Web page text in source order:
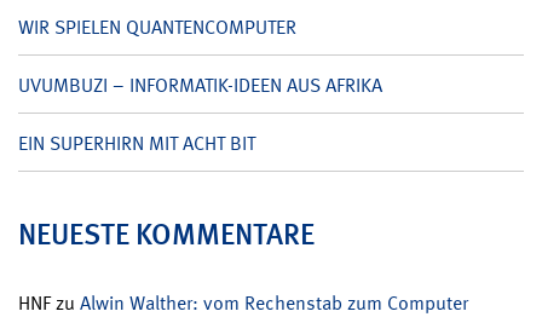
WIR SPIELEN QUANTENCOMPUTER
UVUMBUZI – INFORMATIK-IDEEN AUS AFRIKA
EIN SUPERHIRN MIT ACHT BIT
NEUESTE KOMMENTARE
HNFzu Alwin Walther: vom Rechenstab zum Computer